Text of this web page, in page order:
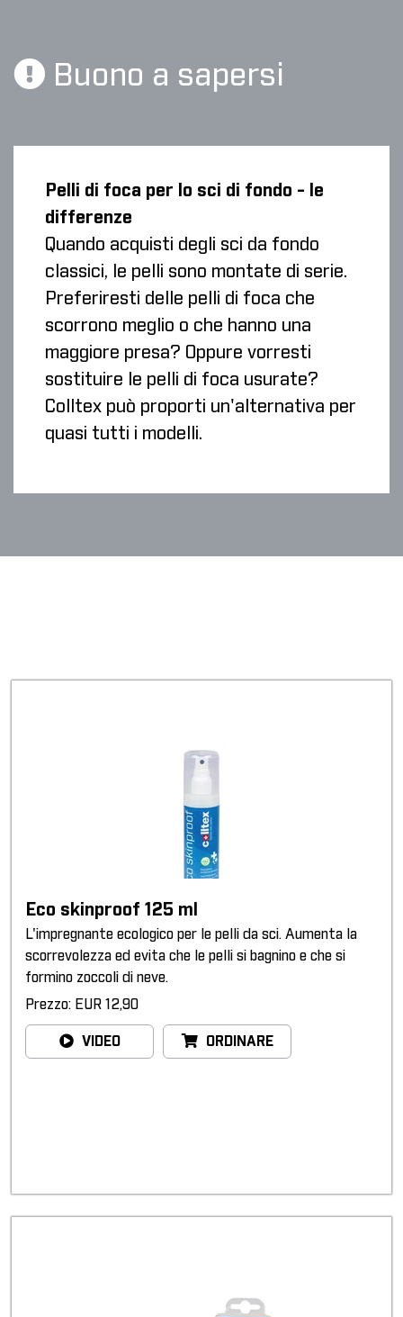
Buono a sapersi
Pelli di foca per lo sci di fondo - le
differenze
Quando acquisti degli sci da fondo
classici, le pelli sono montate di serie.
Preferiresti delle pelli di foca che
scorrono meglio o che hanno una
maggiore presa? Oppure vorresti
sostituire le pelli di foca usurate?
Colltex può proporti un'alternativa per
quasi tutti i modelli.
Eco skinproof 125 ml
L'impregnante ecologico per le pelli da sci. Aumenta la
scorrevolezza ed evita che le pelli si bagnino e che si
formino zoccoli di neve.
Prezzo: EUR 12,90
VIDEO ORDINARE